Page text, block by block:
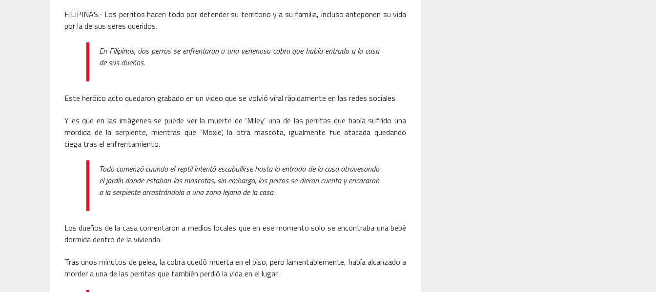
FILIPINAS.- Los perritos hacen todo por defender su territorio y a su familia, incluso anteponen su vida
por la de sus seres queridos.
En Filipinas, dos perros se enfrentaron a una venenosa cobra que había entrado a la casa
de sus dueños.
Este heróico acto quedaron grabado en un video que se volvió viral rápidamente en las redes sociales.
Y es que en las imágenes se puede ver la muerte de ‘Miley’ una de las perritas que había sufrido una
mordida de la serpiente, mientras que ‘Moxie’, la otra mascota, igualmente fue atacada quedando
ciega tras el enfrentamiento.
Todo comenzó cuando el reptil intentó escabullirse hasta la entrada de la casa atravesando
el jardín donde estaban las mascotas, sin embargo, los perros se dieron cuenta y encararon
a la serpiente arrastrándola a una zona lejana de la casa.
Los dueños de la casa comentaron a medios locales que en ese momento solo se encontraba una bebé
dormida dentro de la vivienda.
Tras unos minutos de pelea, la cobra quedó muerta en el piso, pero lamentablemente, había alcanzado a
morder a una de las perritas que también perdió la vida en el lugar.